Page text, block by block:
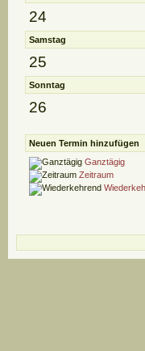
24
Samstag
25
Sonntag
26
Neuen Termin hinzufügen
Ganztägig
Zeitraum